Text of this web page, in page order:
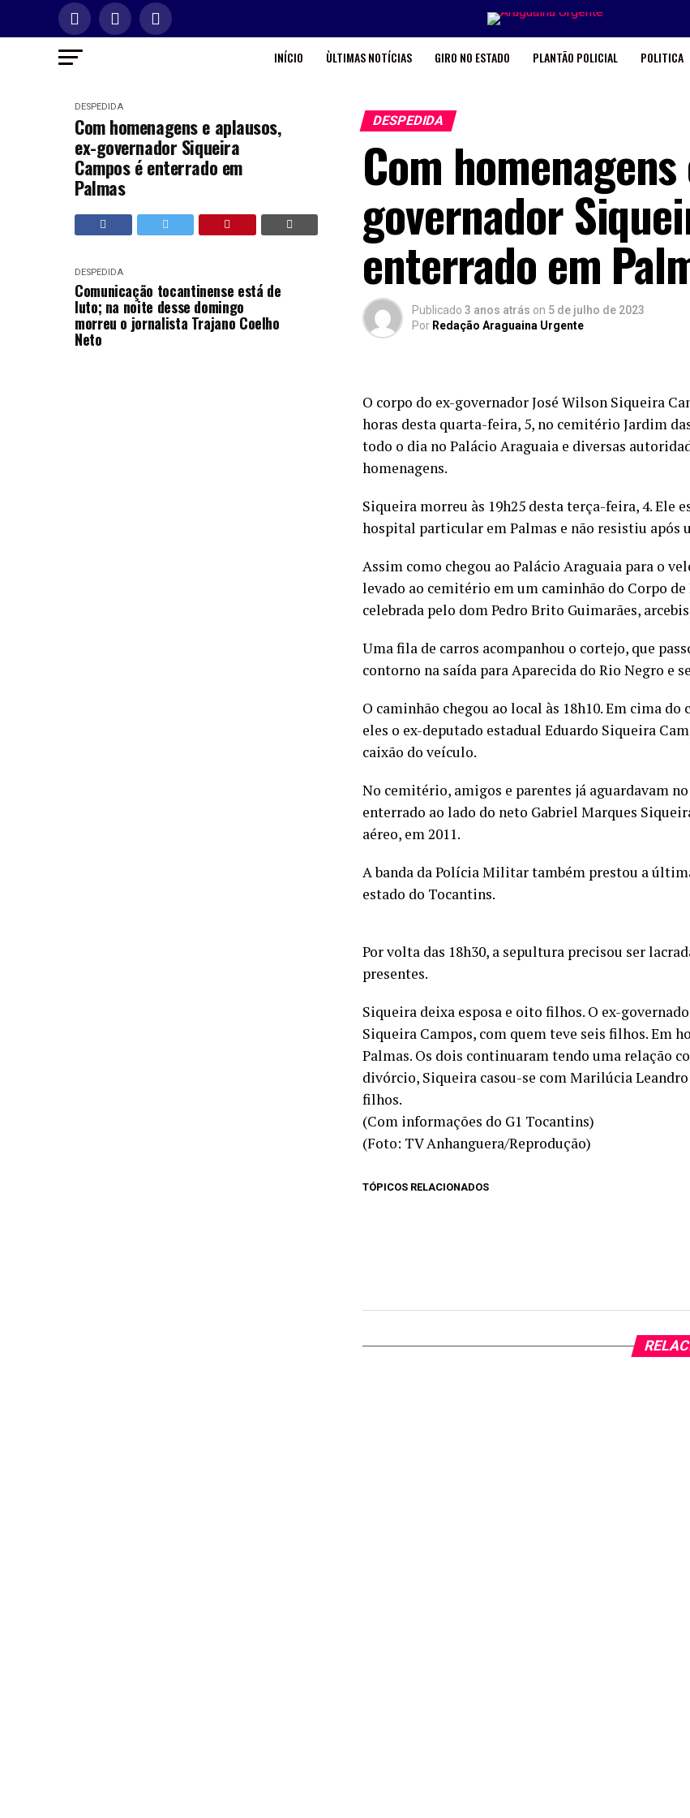
INÍCIO ÙLTIMAS NOTÍCIAS GIRO NO ESTADO PLANTÃO POLICIAL POLITICA
DESPEDIDA
Com homenagens e aplausos,
ex-governador Siqueira
Campos é enterrado em
Palmas
DESPEDIDA
Comunicação tocantinense está de
luto; na noite desse domingo
morreu o jornalista Trajano Coelho
Neto
DESPEDIDA
Com
governador
enterrado em
Publicado 3 anos atrás on 5 de julho de 2023
Por Redação Araguaina Urgente
O corpo do ex-governador José Wilson Siqueira
horas desta quarta-feira, 5, no cemitério Jardim
todo o dia no Palácio Araguaia e diversas
homenagens.
Siqueira morreu às 19h25 desta terça-feira, 4. Ele
hospital particular em Palmas e não resistiu após
Assim como chegou ao Palácio Araguaia para o
levado ao cemitério em um caminhão do Corpo
celebrada pelo dom Pedro Brito Guimarães,
Uma fila de carros acompanhou o cortejo, que
contorno na saída para Aparecida do Rio Negro e
O caminhão chegou ao local às 18h10. Em cima
eles o ex-deputado estadual Eduardo Siqueira
caixão do veículo.
No cemitério, amigos e parentes já aguardavam
enterrado ao lado do neto Gabriel Marques
aéreo, em 2011.
A banda da Polícia Militar também prestou a
estado do Tocantins.
Por volta das 18h30, a sepultura precisou ser
presentes.
Siqueira deixa esposa e oito filhos. O ex-
Siqueira Campos, com quem teve seis filhos. Em
Palmas. Os dois continuaram tendo uma relação
divórcio, Siqueira casou-se com Marilúcia
filhos.
(Com informações do G1 Tocantins)
(Foto: TV Anhanguera/Reprodução)
TÓPICOS RELACIONADOS